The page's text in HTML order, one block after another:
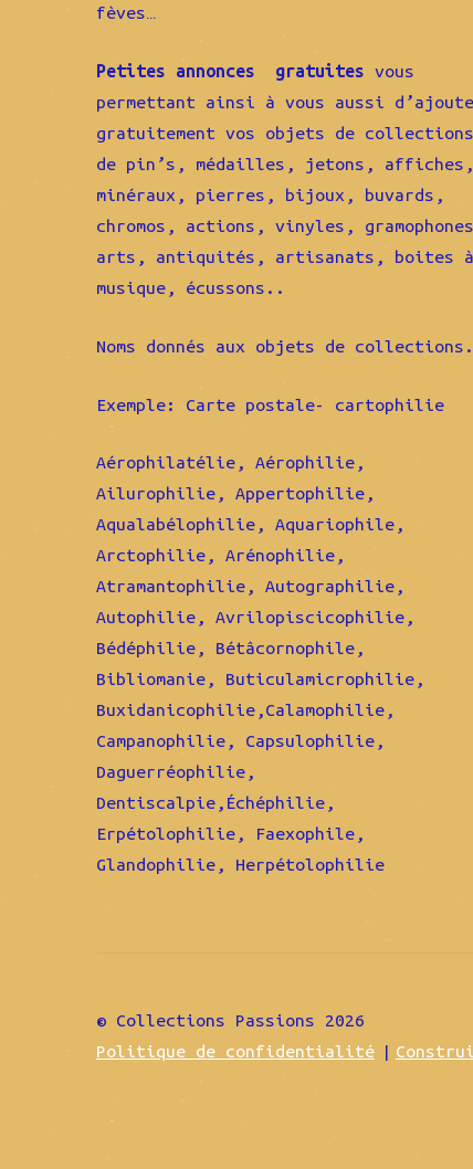
fèves…
Petites annonces gratuites vous
permettant ainsi à vous aussi
gratuitement vos objets de collections
de pin’s, médailles, jetons, affiches,
minéraux, pierres, bijoux, buvards,
chromos, actions, vinyles,
arts, antiquités, artisanats, boites à
musique, écussons..
Noms donnés aux objets de collections.
Exemple: Carte postale- cartophilie
Aérophilatélie, Aérophilie,
Ailurophilie, Appertophilie,
Aqualabélophilie, Aquariophile,
Arctophilie, Arénophilie,
Atramantophilie, Autographilie,
Autophilie, Avrilopiscicophilie,
Bédéphilie, Bétâcornophile,
Bibliomanie, Buticulamicrophilie,
Buxidanicophilie,Calamophilie,
Campanophilie, Capsulophilie,
Daguerréophilie,
Dentiscalpie,Échéphilie,
Erpétolophilie, Faexophile,
Glandophilie, Herpétolophilie
© Collections Passions 2026
Politique de confidentialité